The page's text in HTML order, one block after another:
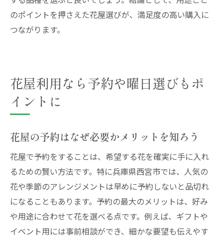
のポイントを押さえた花屋選びが、満足度の高い購入に
つながります。
花屋利用なら予約や曜日選びもポ
イントに
花屋の予約はなぜ必要かメリットを知ろう
花屋で予約をすることは、希望する花を確実に手に入れ
るための賢い方法です。特に兵庫県西宮市では、人気の
花や季節のアレンジメントは早めに予約しないと品切れ
になることもあります。予約の最大のメリットは、好み
や用途に合わせて花を選べる点です。例えば、ギフトや
イベント用には事前相談ができ、細かな要望も伝えやす